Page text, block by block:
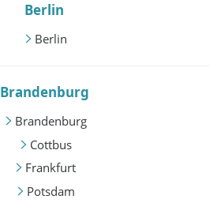
Berlin
Berlin
Brandenburg
Brandenburg
Cottbus
Frankfurt
Potsdam